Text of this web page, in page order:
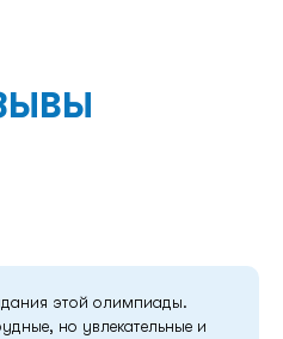
этой олимпиады.
но увлекательные и